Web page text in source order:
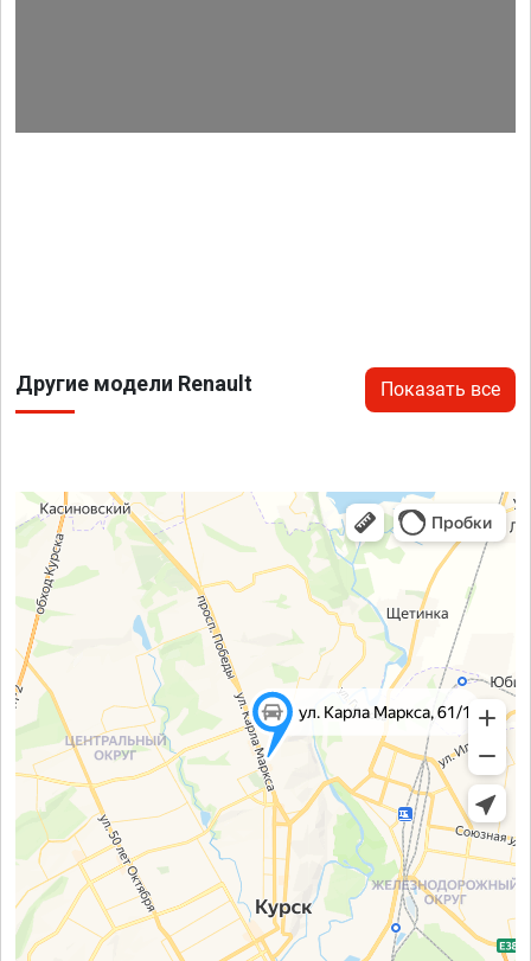
Другие модели Renault Показать все